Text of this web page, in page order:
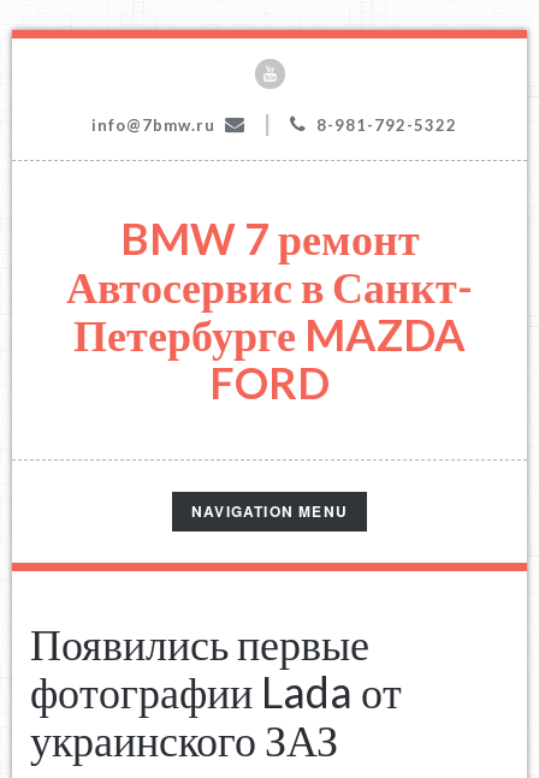
info@7bmw.ru 8-981-792-5322
BMW 7 ремонт
Автосервис в Санкт-
Петербурге MAZDA
FORD
TOGGLE
NAVIGATION
NAVIGATION MENU
Появились первые
фотографии Lada от
украинского ЗАЗ